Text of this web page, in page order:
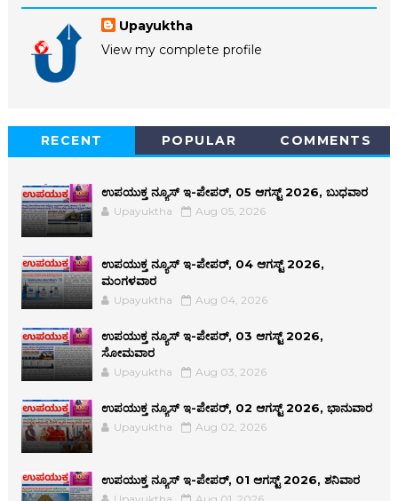
Upayuktha
View my complete profile
RECENT POPULAR COMMENTS
ಉಪಯುಕ್ತ ನ್ಯೂಸ್ ಇ-ಪೇಪರ್, 05 ಆಗಸ್ಟ್ 2026, ಬುಧವಾರ
Upayuktha Aug 05, 2026
ಉಪಯುಕ್ತ ನ್ಯೂಸ್ ಇ-ಪೇಪರ್, 04 ಆಗಸ್ಟ್ 2026,
ಮಂಗಳವಾರ
Upayuktha Aug 04, 2026
ಉಪಯುಕ್ತ ನ್ಯೂಸ್ ಇ-ಪೇಪರ್, 03 ಆಗಸ್ಟ್ 2026,
ಸೋಮವಾರ
Upayuktha Aug 03, 2026
ಉಪಯುಕ್ತ ನ್ಯೂಸ್ ಇ-ಪೇಪರ್, 02 ಆಗಸ್ಟ್ 2026, ಭಾನುವಾರ
Upayuktha Aug 02, 2026
ಉಪಯುಕ್ತ ನ್ಯೂಸ್ ಇ-ಪೇಪರ್, 01 ಆಗಸ್ಟ್ 2026, ಶನಿವಾರ